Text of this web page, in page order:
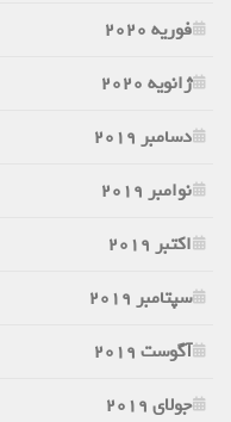
فوریه 2020
ژانویه 2020
دسامبر 2019
نوامبر 2019
اکتبر 2019
سپتامبر 2019
آگوست 2019
جولای 2019